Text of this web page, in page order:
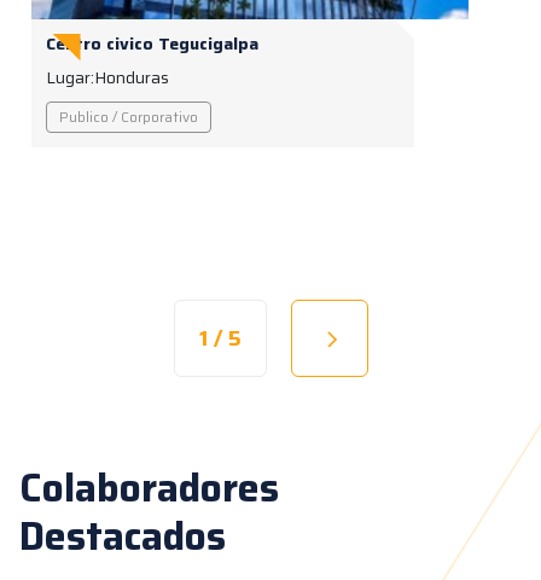
Centro civico Tegucigalpa
Lugar:Honduras
Publico / Corporativo
1 / 5
Colaboradores
Destacados